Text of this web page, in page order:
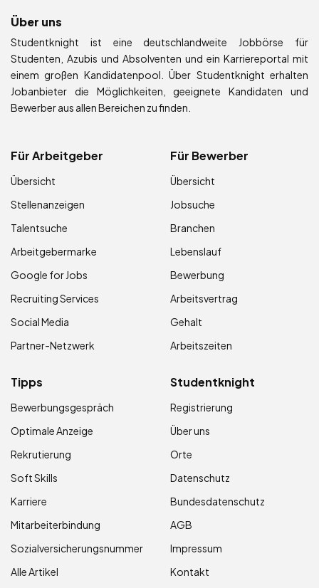
Über uns
Studentknight ist eine deutschlandweite Jobbörse für
Studenten, Azubis und Absolventen und ein Karriereportal mit
einem großen Kandidatenpool. Über Studentknight erhalten
Jobanbieter die Möglichkeiten, geeignete Kandidaten und
Bewerber aus allen Bereichen zu finden.
Für Arbeitgeber
Übersicht
Stellenanzeigen
Talentsuche
Arbeitgebermarke
Google for Jobs
Recruiting Services
Social Media
Partner-Netzwerk
Für Bewerber
Übersicht
Jobsuche
Branchen
Lebenslauf
Bewerbung
Arbeitsvertrag
Gehalt
Arbeitszeiten
Tipps
Bewerbungsgespräch
Optimale Anzeige
Rekrutierung
Soft Skills
Karriere
Mitarbeiterbindung
Sozialversicherungsnummer
Alle Artikel
Studentknight
Registrierung
Über uns
Orte
Datenschutz
Bundesdatenschutz
AGB
Impressum
Kontakt